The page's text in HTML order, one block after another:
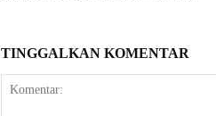
TINGGALKAN KOMENTAR